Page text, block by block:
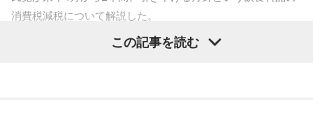
相手の話に耳を傾ければ関係がなめらかになるはずです。歯
のケアをいつもより丁寧にすると、気持ちがシャキッとする
消費税減税について解説した。
鈴木敏夫（文化放送解説委員）「自民党は、きょう開いた臨
この記事を読む